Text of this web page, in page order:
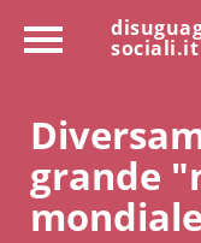
sociali.it
grande
mondiale